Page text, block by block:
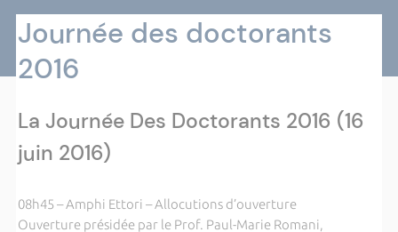
Journée des doctorants
2016
La Journée Des Doctorants 2016 (16
juin 2016)
08h45 – Amphi Ettori – Allocutions d’ouverture
Ouverture présidée par le Prof. Paul-Marie Romani,